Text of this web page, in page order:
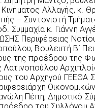
Αλλαγής, κ.
– Συντονιστή
Συμμαχία κ. Γιάννη
Περιφέρειας
Βουλευτή Β΄
της προέδρου της
του Αρχηγού ΓΕΕΘΑ
Πέπη, Δημοτικό